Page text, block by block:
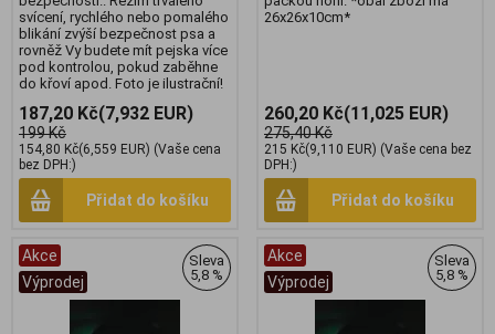
svícení, rychlého nebo pomalého
blikání zvýší bezpečnost psa a
rovněž Vy budete mít pejska více
pod kontrolou, pokud zaběhne
do křoví apod. Foto je ilustrační!
187,20 Kč(7,932 EUR)
199 Kč
154,80 Kč(6,559 EUR) (Vaše cena
bez DPH:)
Přidat do košíku
26x26x10cm*
260,20 Kč(11,025 EUR)
275,40 Kč
215 Kč(9,110 EUR) (Vaše cena bez
DPH:)
Přidat do košíku
Akce
Výprodej
Sleva
5,8 %
Akce
Výprodej
Sleva
5,8 %